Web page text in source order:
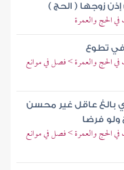
زوجها ( الحج )
الحج والعمرة
في تطوع
الحج والعمرة > فصل في موانع
عاقل غير محسن
فرضا
الحج والعمرة > فصل في موانع